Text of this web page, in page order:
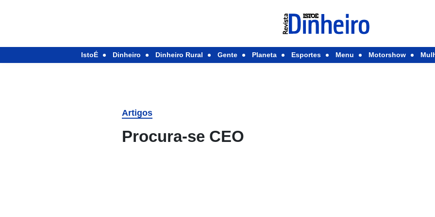
IstoÉ Dinheiro Dinheiro Rural Gente Planeta Esportes Menu Motorshow
Artigos
Procura-se CEO